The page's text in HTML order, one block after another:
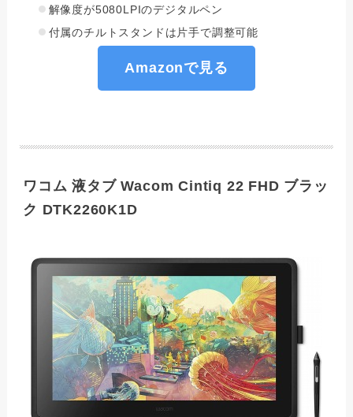
解像度が5080LPIのデジタルペン
付属のチルトスタンドは片手で調整可能
Amazonで見る
ワコム 液タブ Wacom Cintiq 22 FHD ブラッ
ク DTK2260K1D